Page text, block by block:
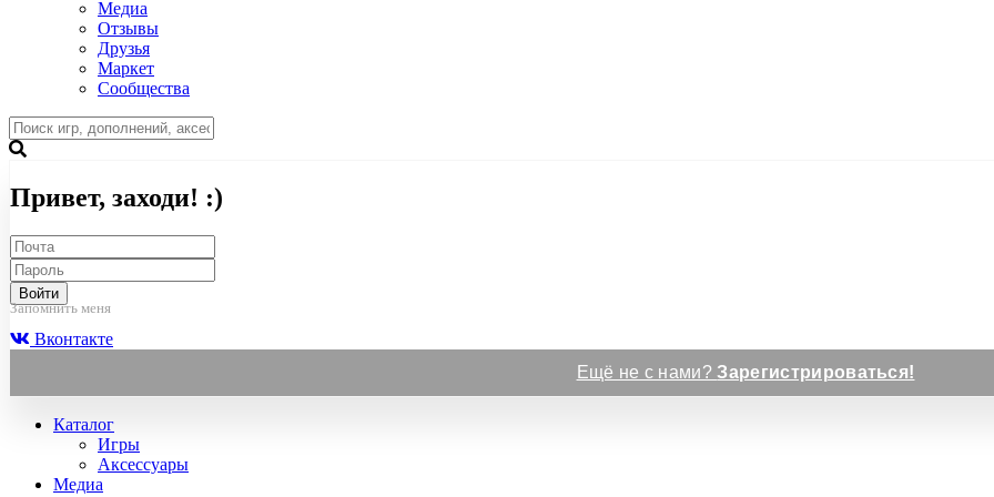
Медиа
Отзывы
Друзья
Маркет
Сообщества
Привет, заходи! :)
Войти
Запомнить меня
Вконтакте
Ещё не с нами?Зарегистрироваться!
Каталог
Игры
Аксессуары
Медиа